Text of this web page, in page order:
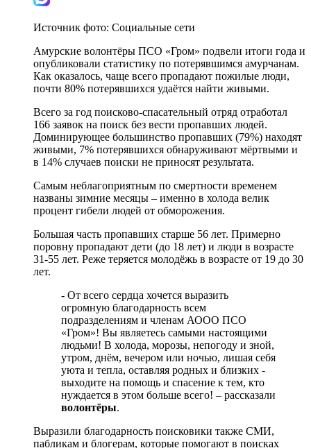
Источник фото: Социальные сети
Амурские волонтёры ПСО «Гром» подвели итоги года и
опубликовали статистику по потерявшимся амурчанам.
Как оказалось, чаще всего пропадают пожилые люди,
почти 80% потерявшихся удаётся найти живыми.
Всего за год поисково-спасательный отряд отработал
166 заявок на поиск без вести пропавших людей.
Доминирующее большинство пропавших (79%) находят
живыми, 7% потерявшихся обнаруживают мёртвыми и
в 14% случаев поиски не приносят результата.
Самым неблагоприятным по смертности временем
названы зимние месяцы – именно в холода велик
процент гибели людей от обморожения.
Большая часть пропавших старше 56 лет. Примерно
поровну пропадают дети (до 18 лет) и люди в возрасте
31-55 лет. Реже теряется молодёжь в возрасте от 19 до 30
лет.
- От всего сердца хочется выразить
огромную благодарность всем
подразделениям и членам АООО ПСО
«Гром»! Вы являетесь самыми настоящими
людьми! В холода, морозы, непогоду и зной,
утром, днём, вечером или ночью, лишая себя
уюта и тепла, оставляя родных и близких -
выходите на помощь и спасение к тем, кто
нуждается в этом больше всего! – рассказали
волонтёры.
Выразили благодарность поисковики также СМИ,
пабликам и блогерам, которые помогают в поисках